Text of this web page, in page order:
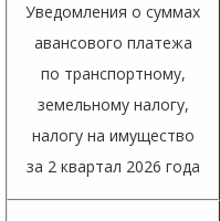
Уведомления о суммах
авансового платежа
по транспортному,
земельному налогу,
налогу на имущество
за 2 квартал 2026 года